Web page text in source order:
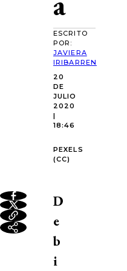
ESCRITO
POR:
JAVIERA
IRIBARREN
20
DE
JULIO
2020
|
18:46
PEXELS
(CC)
D
e
b
i